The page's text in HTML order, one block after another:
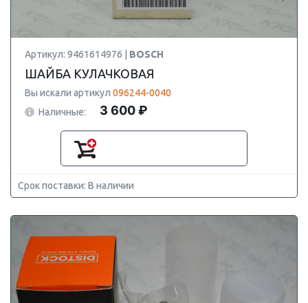
Артикул: 9461614976 | BOSCH
ШАЙБА КУЛАЧКОВАЯ
Вы искали артикул 096244-0040
Наличные:
3 600 ₽
Срок поставки: В наличии